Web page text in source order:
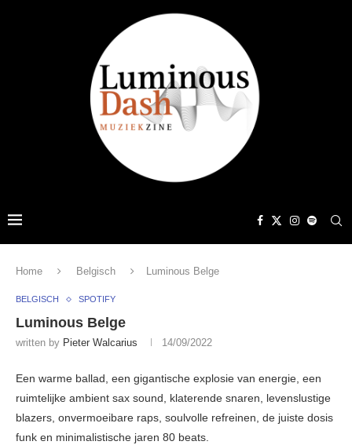
Home Belgisch Luminous Belge
BELGISCH SPOTIFY
Luminous Belge
written by Pieter Walcarius 14/09/2022
Een warme ballad, een gigantische explosie van energie, een
ruimtelijke ambient sax sound, klaterende snaren, levenslustige
blazers, onvermoeibare raps, soulvolle refreinen, de juiste dosis
funk en minimalistische jaren 80 beats.